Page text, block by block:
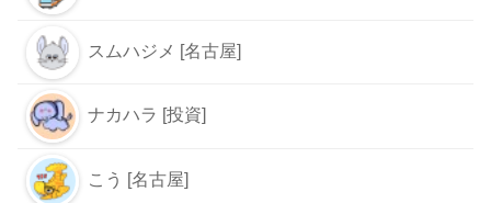
スムハジメ [名古屋]
ナカハラ [投資]
こう [名古屋]